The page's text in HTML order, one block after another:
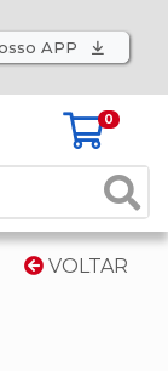
APP
0
VOLTAR